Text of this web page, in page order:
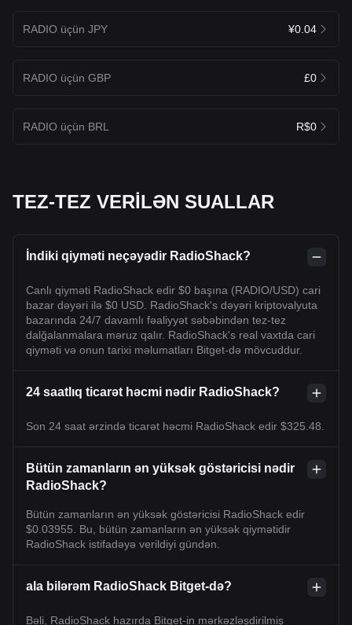
RADIO üçün JPY ¥0.04
RADIO üçün GBP £0
RADIO üçün BRL R$0
TEZ-TEZ VERİLƏN SUALLAR
İndiki qiyməti neçəyədir RadioShack?
Canlı qiyməti RadioShack edir $0 başına (RADIO/USD) cari
bazar dəyəri ilə $0 USD. RadioShack's dəyəri kriptovalyuta
bazarında 24/7 davamlı fəaliyyət səbəbindən tez-tez
dalğalanmalara məruz qalır. RadioShack's real vaxtda cari
qiyməti və onun tarixi məlumatları Bitget-də mövcuddur.
24 saatlıq ticarət həcmi nədir RadioShack?
Son 24 saat ərzində ticarət həcmi RadioShack edir $325.48.
Bütün zamanların ən yüksək göstəricisi nədir
RadioShack?
Bütün zamanların ən yüksək göstəricisi RadioShack edir
$0.03955. Bu, bütün zamanların ən yüksək qiymətidir
RadioShack istifadəyə verildiyi gündən.
ala bilərəm RadioShack Bitget-də?
Bəli, RadioShack hazırda Bitget-in mərkəzləşdirilmiş